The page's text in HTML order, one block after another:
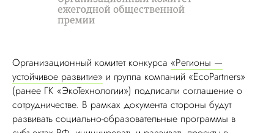
Организационный комитет конкурса «Регионы —
устойчивое развитие» и группа компаний «EcoPartners»
(ранее ГК «ЭкоТехнологии») подписали соглашение о
сотрудничестве. В рамках документа стороны будут
развивать социально-образовательные программы в